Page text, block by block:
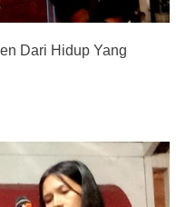
Dari Hidup Yang